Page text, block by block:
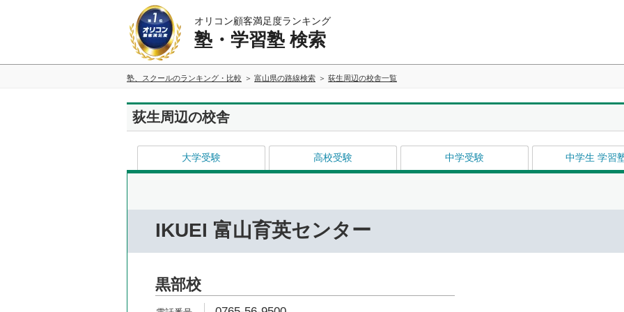
オリコン顧客満足度ランキング
塾・学習塾 検索
塾、スクールのランキング・比較 富山県の路線検索 荻生周辺の校舎一覧
荻生周辺の校舎
大学受験 高校受験 中学受験 中学生 学習
IKUEI 富山育英センター
黒部校